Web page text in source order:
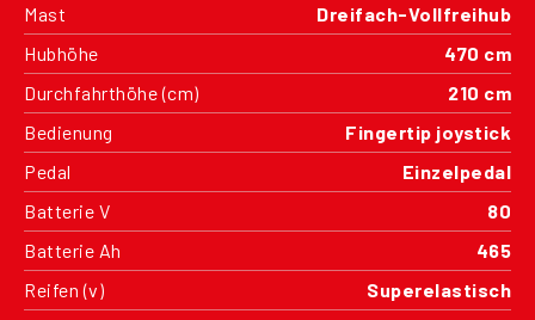
Mast
Dreifach-Vollfreihub
Hubhöhe
470 cm
Durchfahrthöhe (cm)
210 cm
Bedienung
Fingertip joystick
Pedal
Einzelpedal
Batterie V
80
Batterie Ah
465
Reifen (v)
Superelastisch